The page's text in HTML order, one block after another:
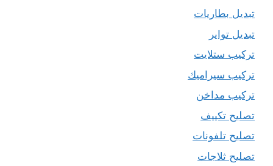
تبديل بطاريات
تبديل تواير
تركيب ستلايت
تركيب سيراميك
تركيب مداخن
تصليح تكييف
تصليح تلفونات
تصليح ثلاجات